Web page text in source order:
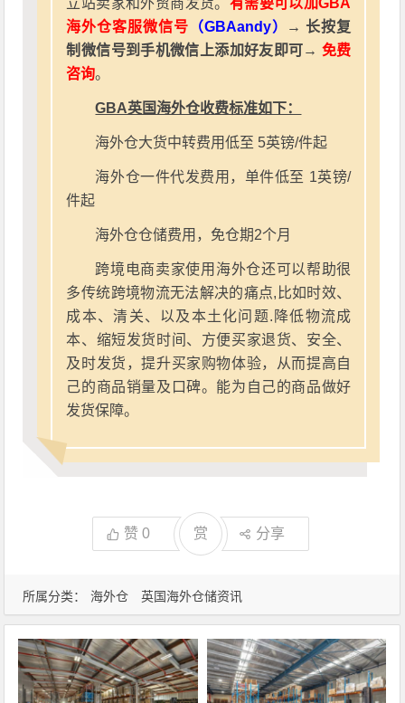
所属分类： 海外仓 英国海外仓储资讯
立站卖家和外贸商发货。 有需要可以加GBA
海外仓客服微信号 （GBAandy）
→ 长按复
制微信号到手机微信上添加好友即可→ 免费
咨询。
GBA英国海外仓收费标准如下：
海外仓大货中转费用低至 5英镑/件起
海外仓一件代发费用，单件低至 1英镑/
件起
海外仓仓储费用，免仓期2个月
跨境电商卖家使用海外仓还可以帮助很
多传统跨境物流无法解决的痛点,比如时效、
成本、清关、以及本土化问题.降低物流成
本、缩短发货时间、方便买家退货、安全、
及时发货，提升买家购物体验，从而提高自
己的商品销量及口碑。能为自己的商品做好
发货保障。
赞0 赏 分享